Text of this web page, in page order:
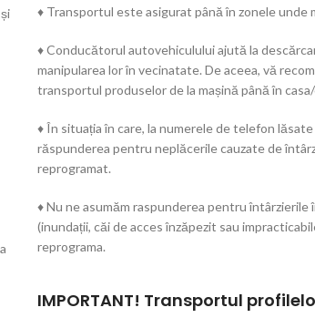
♦ Transportul este asigurat până în zonele unde
♦ Conducătorul autovehiculului ajută la
manipularea lor în vecinatate. De aceea, vă
transportul produselor de la mașină până în
♦ În situația în care, la numerele de telefon
răspunderea pentru neplăcerile cauzate de
reprogramat.
♦ Nu ne asumăm raspunderea pentru
(inundații, căi de acces înzăpezit sau
reprograma.
IMPORTANT! Transportul